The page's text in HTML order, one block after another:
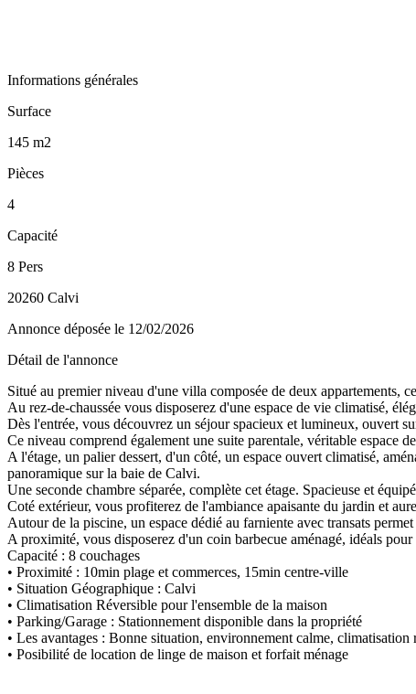
Informations générales
Surface
145 m2
Pièces
4
Capacité
8 Pers
20260 Calvi
Annonce déposée le 12/02/2026
Détail de l'annonce
Situé au premier niveau d'une villa composée de deux appartements,
Au rez-de-chaussée vous disposerez d'une espace de vie climatisé,
Dès l'entrée, vous découvrez un séjour spacieux et lumineux, ouvert
Ce niveau comprend également une suite parentale, véritable espace
A l'étage, un palier dessert, d'un côté, un espace ouvert climatisé,
panoramique sur la baie de Calvi.
Une seconde chambre séparée, complète cet étage. Spacieuse et
Coté extérieur, vous profiterez de l'ambiance apaisante du jardin et
Autour de la piscine, un espace dédié au farniente avec transats
A proximité, vous disposerez d'un coin barbecue aménagé, idéals
Capacité : 8 couchages
• Proximité : 10min plage et commerces, 15min centre-ville
• Situation Géographique : Calvi
• Climatisation Réversible pour l'ensemble de la maison
• Parking/Garage : Stationnement disponible dans la propriété
• Les avantages : Bonne situation, environnement calme, climatisation
• Posibilité de location de linge de maison et forfait ménage